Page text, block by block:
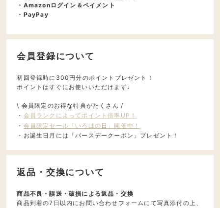
・Amazonログイン＆ペイメント
・PayPay
会員登録について
初回登録時に300円分のポイントプレゼント！
ポイントはすぐにお使いいただけます♩
\ 会員限定のお得な特典がたくさん /
・ 会員ランクによってポイント倍率UP！
・ 会員限定セール「いろはの日」開催中！
・お誕生日月には「バースデークーポン」プレゼント！
返品・交換について
商品不良・誤送・破損による返品・交換
商品到着の7日以内にお問い合わせフォームにて写真添付の上、